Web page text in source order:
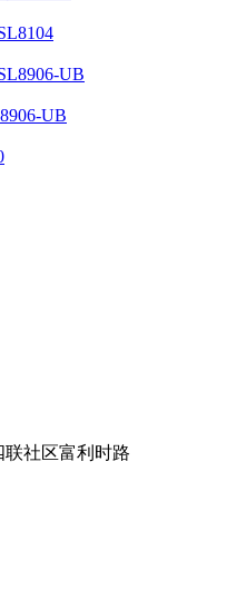
UB
社区富利时路